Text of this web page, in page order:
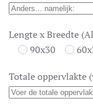
Lengte x Breedte
90x30
Totale oppervlakte